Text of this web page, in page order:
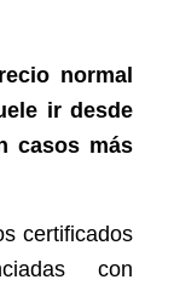
normal
ir desde
casos más
certificados
con